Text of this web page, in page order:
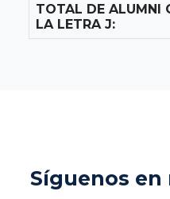
TOTAL DE ALUMNI
LA LETRA J:
Síguenos en